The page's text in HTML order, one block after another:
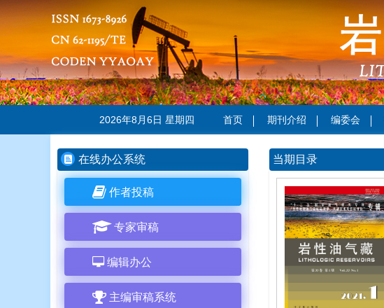
2026年8月6日 星期四 首页 期刊介绍 编委会
在线办公系统
作者投稿
专家审稿
编辑办公
主编审稿系统
当期目录